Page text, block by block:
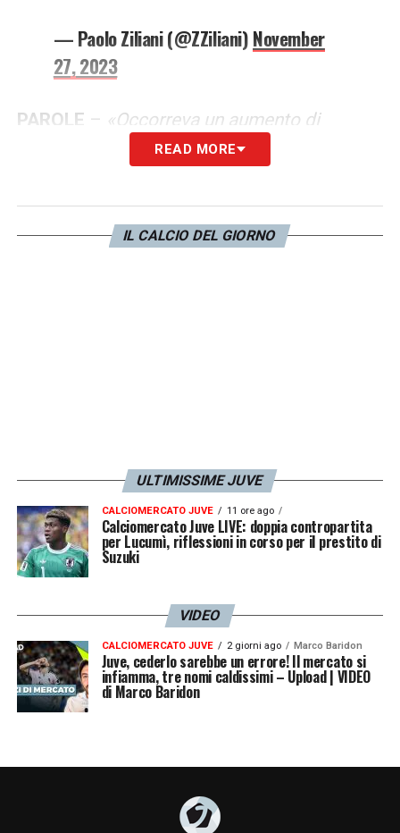
— Paolo Ziliani (@ZZiliani)November
27, 2023
PAROLE – «Occorreva un aumento di
capitale più alto».
LA PLAYLIST DELLE NOSTRE TOP NEWS
READ MORE
IL CALCIO DEL GIORNO
ULTIMISSIME JUVE
CALCIOMERCATO JUVE 11 ore ago
Calciomercato Juve LIVE: doppia contropartita
per Lucumì, riflessioni in corso per il prestito di
Suzuki
VIDEO
CALCIOMERCATO JUVE 2 giorni ago Marco Baridon
Juve, cederlo sarebbe un errore! Il mercato si
infiamma, tre nomi caldissimi – Upload | VIDEO
di Marco Baridon